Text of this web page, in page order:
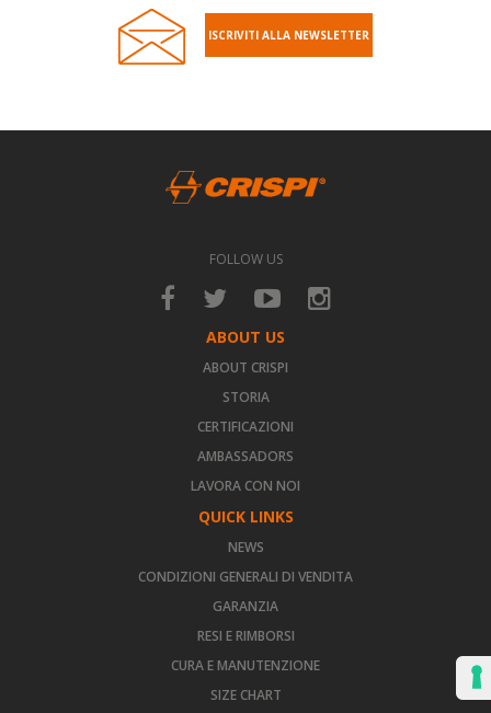
ISCRIVITI ALLA NEWSLETTER
FOLLOW US
ABOUT US
ABOUT CRISPI
STORIA
CERTIFICAZIONI
AMBASSADORS
LAVORA CON NOI
QUICK LINKS
NEWS
CONDIZIONI GENERALI DI VENDITA
GARANZIA
RESI E RIMBORSI
CURA E MANUTENZIONE
SIZE CHART